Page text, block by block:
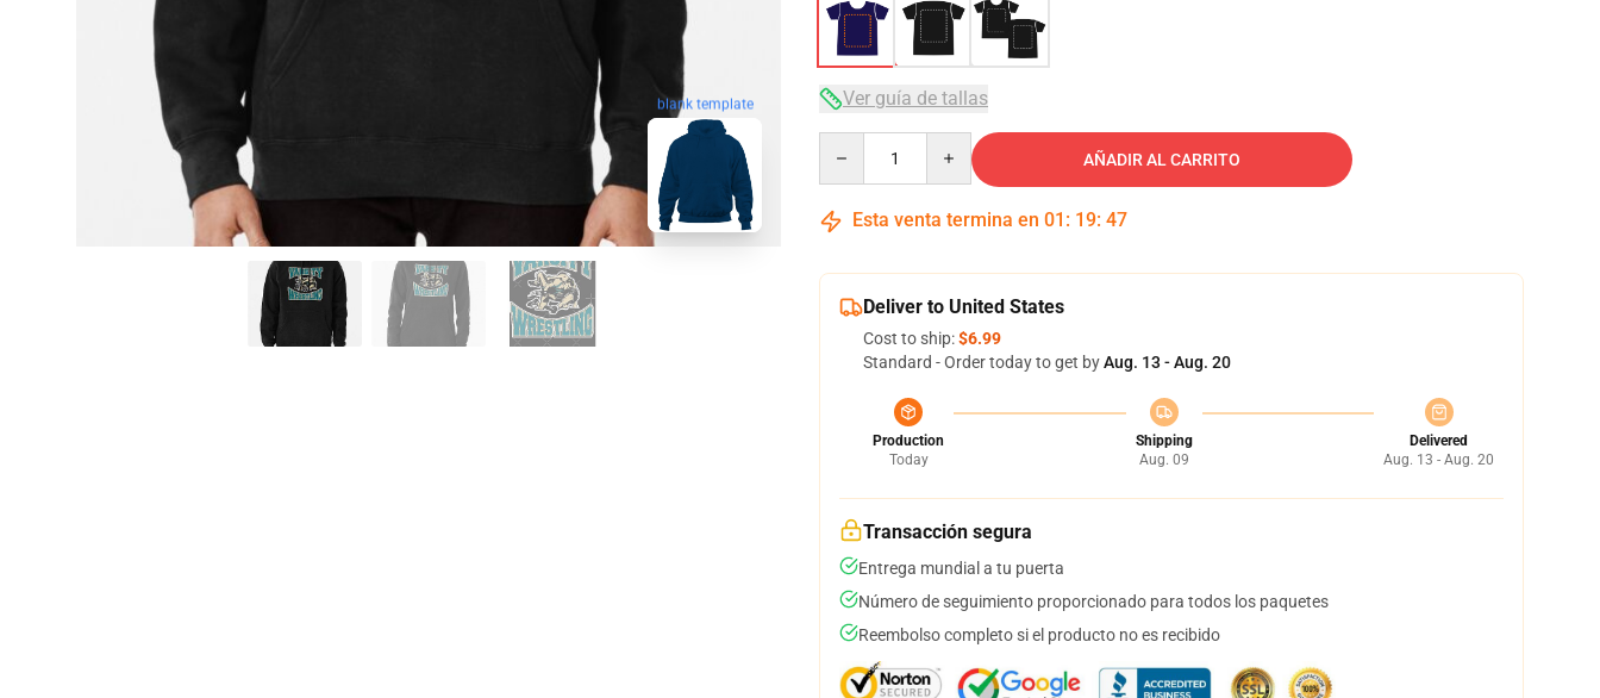
blank template Ver guía de tallas
AÑADIR AL CARRITO
Esta venta termina en 01 : 19: 46
Deliver to United States
Cost to ship:$6.99
Standard - Order today to get byAug. 13 - Aug. 20
Production
Today
Shipping
Aug. 09
Delivered
Aug. 13 - Aug. 20
Transacción segura
Entrega mundial a tu puerta
Número de seguimiento proporcionado para todos los paquetes
Reembolso completo si el producto no es recibido